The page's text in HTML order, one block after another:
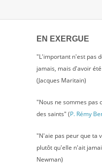
EN EXERGUE
"L'important n'est pas
jamais, mais d'avoir
(Jacques Maritain)
"Nous ne sommes pas
des saints" (P. Rémy
"N'aie pas peur que ta
plutôt qu'elle n'ait
Newman)